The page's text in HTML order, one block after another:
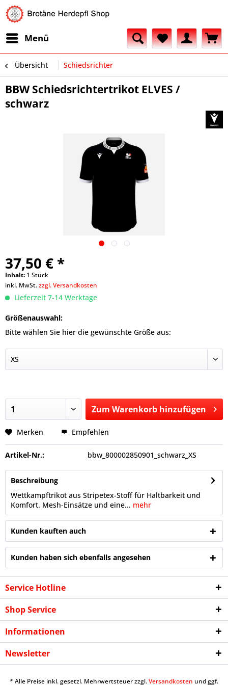
Menü
Übersicht Schiedsrichter
BBW Schiedsrichtertrikot ELVES /
schwarz
37,50 € *
Inhalt: 1 Stück
inkl. MwSt.zzgl. Versandkosten
Lieferzeit 7-14 Werktage
Größenauswahl:
Bitte wählen Sie hier die gewünschte Größe aus:
Zum Warenkorb hinzufügen
Merken Empfehlen
Artikel-Nr.: bbw_800002850901_schwarz_XS
Beschreibung
Wettkampftrikot aus Stripetex-Stoff für Haltbarkeit und
Komfort. Mesh-Einsätze und eine... mehr
Kunden kauften auch
Kunden haben sich ebenfalls angesehen
Service Hotline
Shop Service
Informationen
Newsletter
* Alle Preise inkl. gesetzl. Mehrwertsteuer zzgl.Versandkosten und ggf.